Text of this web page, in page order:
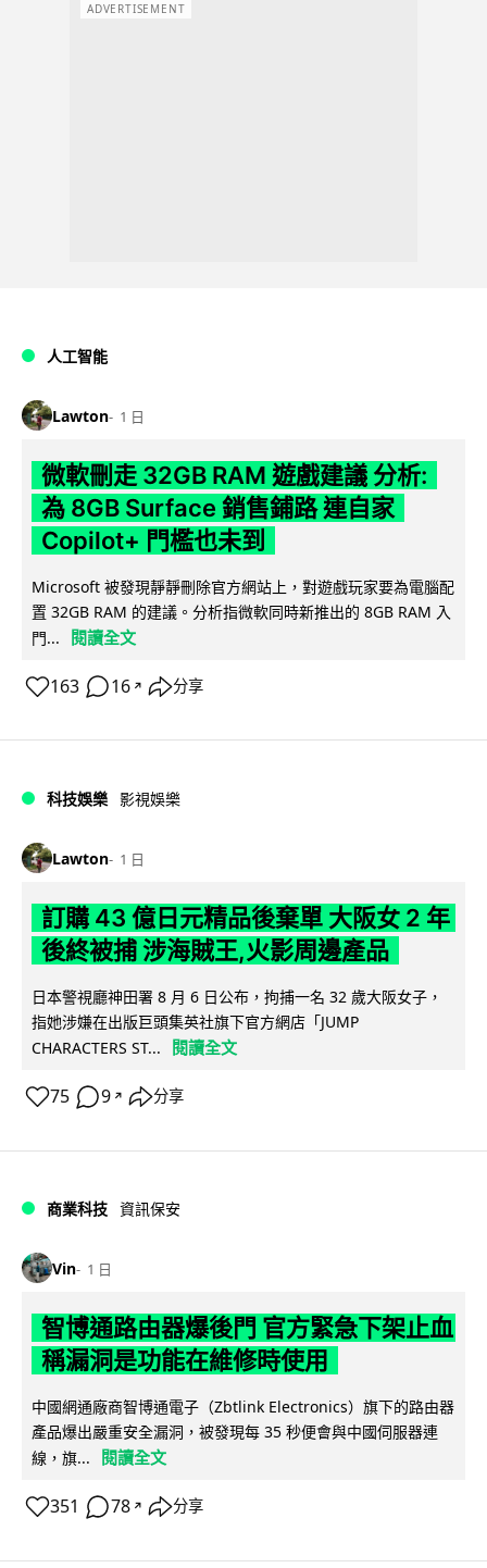
ADVERTISEMENT
人工智能
Lawton 1 日
微軟刪走 32GB RAM 遊戲建議 分析:
為 8GB Surface 銷售鋪路 連自家
Copilot+ 門檻也未到
Microsoft 被發現靜靜刪除官方網站上，對遊戲玩家要為電腦配
置 32GB RAM 的建議。分析指微軟同時新推出的 8GB RAM 入
門...
閱讀全文
163 16 ↗ 分享
科技娛樂 影視娛樂
Lawton 1 日
訂購 43 億日元精品後棄單 大阪女 2 年
後終被捕 涉海賊王,火影周邊產品
日本警視廳神田署 8 月 6 日公布，拘捕一名 32 歲大阪女子，
指她涉嫌在出版巨頭集英社旗下官方網店「JUMP
CHARACTERS ST...
閱讀全文
75 9 ↗ 分享
商業科技 資訊保安
Vin 1 日
智博通路由器爆後門 官方緊急下架止血
稱漏洞是功能在維修時使用
中國網通廠商智博通電子（Zbtlink Electronics）旗下的路由器
產品爆出嚴重安全漏洞，被發現每 35 秒便會與中國伺服器連
線，旗...
閱讀全文
351 78 ↗ 分享